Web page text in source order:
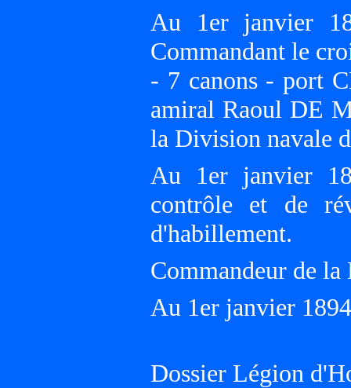
Au 1er janvier
Commandant le
- 7 canons - port
amiral Raoul DE
la Division navale
Au 1er janvier
contrôle et de
d'habillement.
Commandeur de
Au 1er janvier
Dossier Légion